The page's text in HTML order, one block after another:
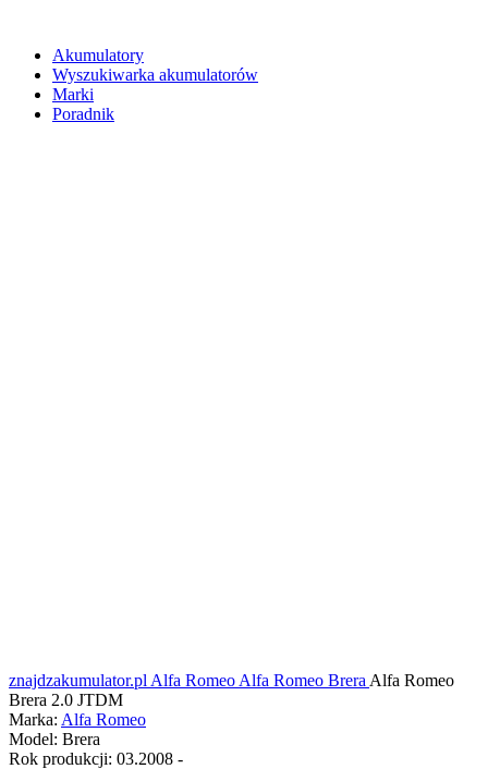
Akumulatory
Wyszukiwarka akumulatorów
Marki
Poradnik
znajdzakumulator.pl Alfa Romeo Alfa Romeo Brera Alfa Romeo
Brera 2.0 JTDM
Marka: Alfa Romeo
Model: Brera
Rok produkcji: 03.2008 -